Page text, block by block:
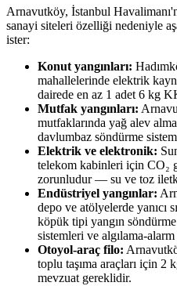
Arnavutköy, İstanbul
sanayi siteleri özelliği nedeniyle
ister:
Konut yangınları:
mahallelerinde elektrik
dairede en az 1 adet 6 kg
Mutfak yangınları:
mutfaklarında yağ alev
davlumbaz söndürme
Elektrik ve elektronik:
telekom kabinleri için CO₂
zorunludur — su ve toz
Endüstriyel yangınlar:
depo ve atölyelerde yanıcı
köpük tipi yangın
sistemleri ve algılama-
Otoyol-araç filo:
toplu taşıma araçları için
mevzuat gereklidir.